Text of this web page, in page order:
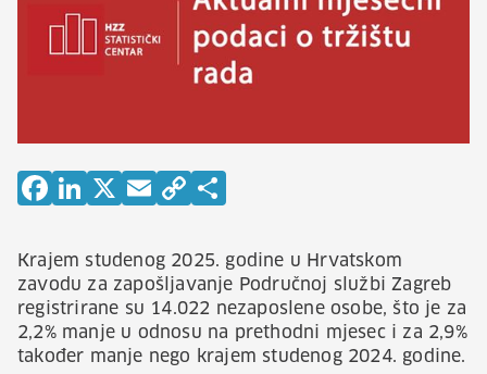
Krajem studenog 2025. godine u Hrvatskom
zavodu za zapošljavanje Područnoj službi Zagreb
registrirane su 14.022 nezaposlene osobe, što je za
2,2% manje u odnosu na prethodni mjesec i za 2,9%
također manje nego krajem studenog 2024. godine.